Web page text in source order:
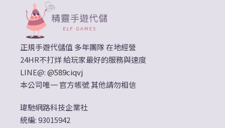
正規手遊代儲值 多年團隊 在地經營
24HR不打烊 給玩家最好的服務與速度
LINE@:@589ciqvj
本公司唯一 官方帳號 其他請勿相信
瑋馳網路科技企業社
統編: 93015942